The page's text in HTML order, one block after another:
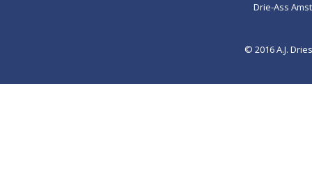
Drie-Ass
© 2016 A.J.